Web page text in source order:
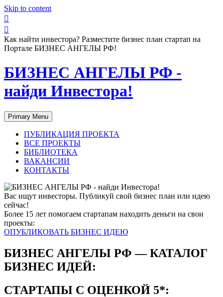
Skip to content
Как найти инвестора? Разместите бизнес план стартап на
Портале БИЗНЕС АНГЕЛЫ РФ!
БИЗНЕС АНГЕЛЫ РФ -
найди Инвестора!
Primary Menu
ПУБЛИКАЦИЯ ПРОЕКТА
ВСЕ ПРОЕКТЫ
БИБЛИОТЕКА
ВАКАНСИИ
КОНТАКТЫ
Вас ищут инвесторы. Публикуй свой бизнес план или идею
сейчас!
Более 15 лет помогаем стартапам находить деньги на свои
проекты:
ОПУБЛИКОВАТЬ БИЗНЕС ИДЕЮ
БИЗНЕС АНГЕЛЫ РФ — КАТАЛОГ
БИЗНЕС ИДЕЙ:
СТАРТАПЫ С ОЦЕНКОЙ 5*: